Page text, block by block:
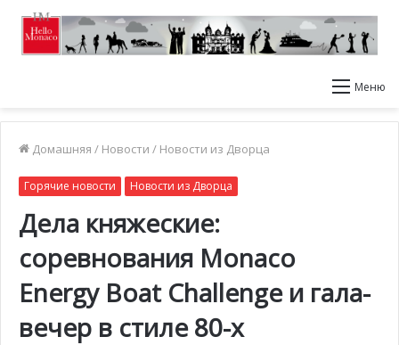
Меню
Домашняя / Новости / Новости из Дворца
Горячие новости Новости из Дворца
Дела княжеские:
соревнования Monaco
Energy Boat Challenge и гала-
вечер в стиле 80-х